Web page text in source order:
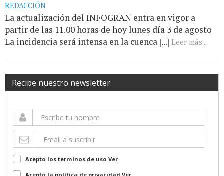
REDACCIÓN
La actualización del INFOGRAN entra en vigor a
partir de las 11.00 horas de hoy lunes día 3 de agosto
La incidencia será intensa en la cuenca [...] Leer más...
Recibe nuestro newsletter
Acepto los terminos de uso Ver